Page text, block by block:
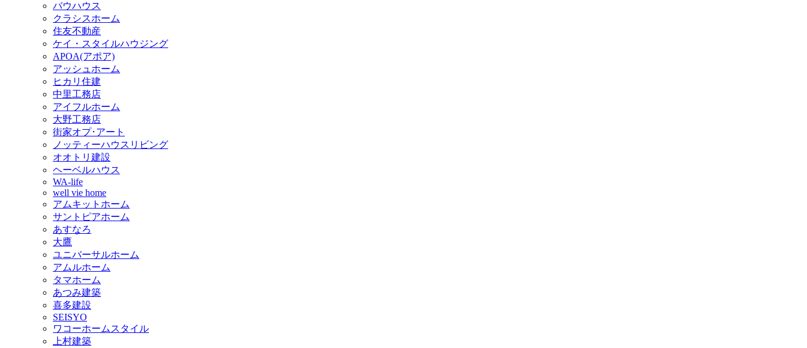
バウハウス
クラシスホーム
住友不動産
ケイ・スタイルハウジング
APOA(アポア)
アッシュホーム
ヒカリ住建
中里工務店
アイフルホーム
大野工務店
街家オプ･アート
ノッティーハウスリビング
オオトリ建設
ヘーベルハウス
WA-life
well vie home
アムキットホーム
サントピアホーム
あすなろ
大鷹
ユニバーサルホーム
アムルホーム
タマホーム
あつみ建築
喜多建設
SEISYO
ワコーホームスタイル
上村建築